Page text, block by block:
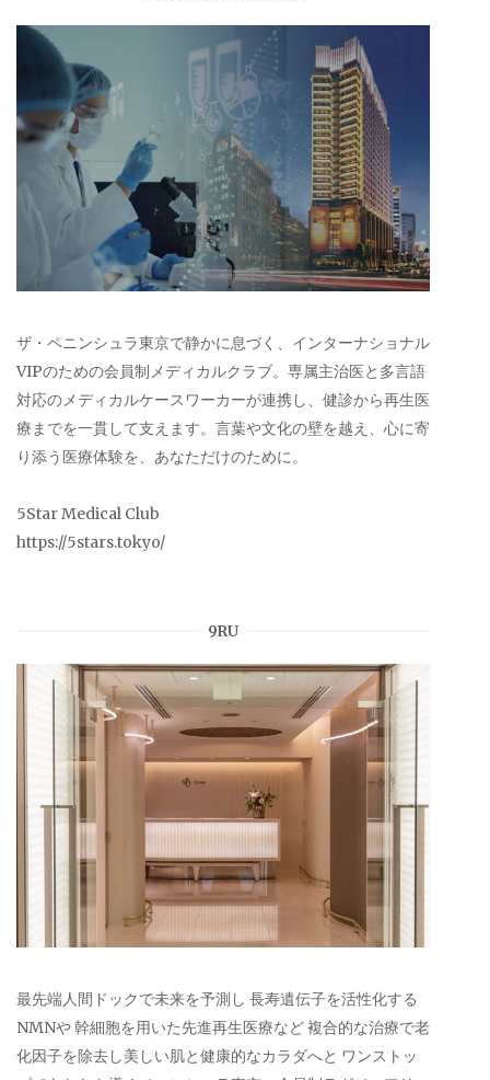
ザ・ペニンシュラ東京で静かに息づく、インターナショナル
VIPのための会員制メディカルクラブ。専属主治医と多言語
対応のメディカルケースワーカーが連携し、健診から再生医
療までを一貫して支えます。言葉や文化の壁を越え、心に寄
り添う医療体験を、あなただけのために。
5Star Medical Club
https://5stars.tokyo/
9RU
最先端人間ドックで未来を予測し 長寿遺伝子を活性化する
NMNや 幹細胞を用いた先進再生医療など 複合的な治療で老
化因子を除去し美しい肌と健康的なカラダへと ワンストッ